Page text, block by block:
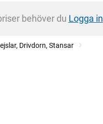
behöver du Logga in
Drivdorn, Stansar